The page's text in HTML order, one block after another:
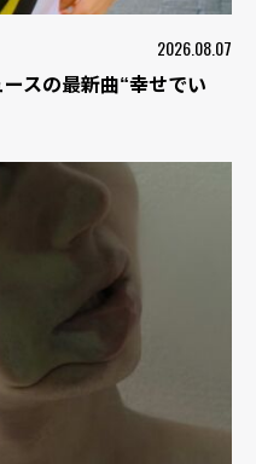
2026.08.07
スの最新曲“幸せでい